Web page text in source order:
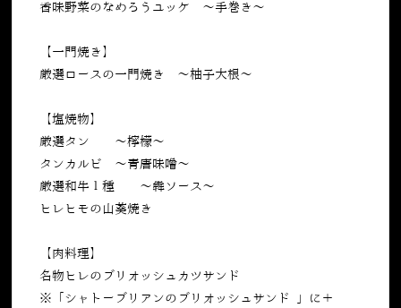
香味野菜のなめろうユッケ ～手巻き〜
【一門焼き】
厳選ロースの一門焼き ～柚子大根～
【塩焼物】
厳選タン ～檸檬～
タンカルビ ～青唐味噌～
厳選和牛１種 ～犇ソース～
ヒレヒモの山葵焼き
【肉料理】
名物ヒレのブリオッシュカツサンド
※「シャトーブリアンのブリオッシュサンド 」に＋